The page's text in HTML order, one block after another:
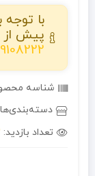
با توجه
پیش از
شناسه
تعداد بازدید: